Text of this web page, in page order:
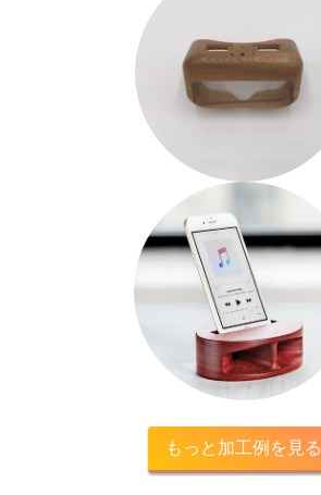
もっと加工例を見る